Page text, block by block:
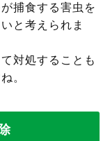
捕食する害虫を
と考えられま
対処することも
。